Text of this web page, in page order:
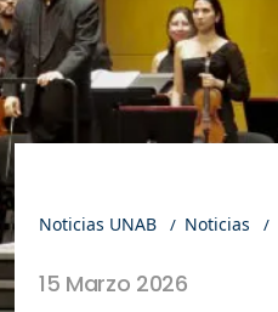
Noticias UNAB Noticias
15 Marzo 2026